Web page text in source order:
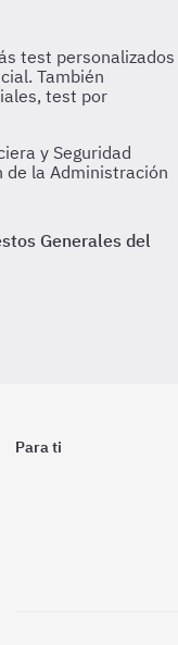
y Seguridad
de la Administración
Generales del
Para ti